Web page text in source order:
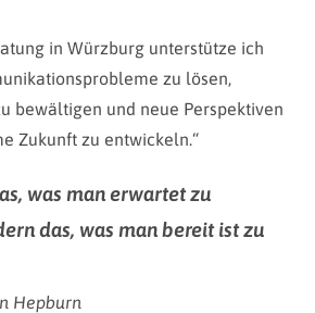
in Würzburg unterstütze ich
zu lösen,
bewältigen und neue Perspektiven
Zukunft zu entwickeln.“
was man erwartet zu
das, was man bereit ist zu
Hepburn